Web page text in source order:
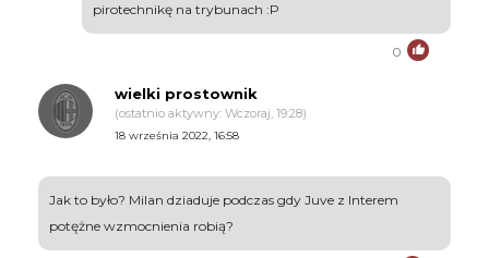
pirotechnikę na trybunach :P
0
wielki prostownik
(ostatnio aktywny: Wczoraj, 19:28)
18 września 2022, 16:58
Jak to było? Milan dziaduje podczas gdy Juve z Interem
potężne wzmocnienia robią?